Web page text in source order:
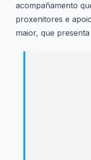
acompañamento
proxenitores e
maior, que
“